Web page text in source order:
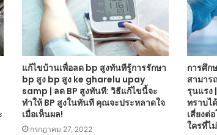
แก้ไขบ้านเพื่อลด bp สูงทันทีรู้การรักษา
bp สูง bp สูง ke gharelu upay
samp | ลด BP สูงทันที: วิธีแก้ไขนี้จะ
ทำให้ BP สูงในทันที คุณจะประหลาดใจ
เมื่อเห็นผล!
กรกฎาคม 27, 2022
การศึก
สามาร
รุนแรง
ทราบไ
เสี่ยงต่
ใครที่ไ